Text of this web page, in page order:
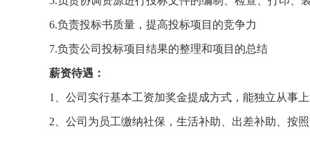
6.负责投标书质量，提高投标项目的竞争力
7.负责公司投标项目结果的整理和项目的总结
薪资待遇：
1、公司实行基本工资加奖金提成方式，能独立从事
2、公司为员工缴纳社保，生活补助、出差补助、按